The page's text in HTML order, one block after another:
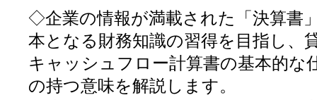
◇企業の情報が満載された「決算書
本となる財務知識の習得を目指し、
キャッシュフロー計算書の基本的な
の持つ意味を解説します。